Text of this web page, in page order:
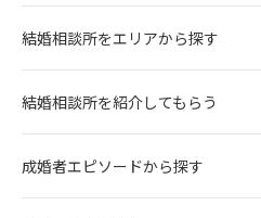
結婚相談所をエリアから探す
結婚相談所を紹介してもらう
成婚者エピソードから探す